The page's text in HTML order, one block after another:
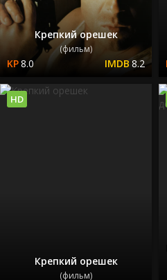
Крепкий орешек
(фильм)
8.0 8.2
Крепкий орешек
(фильм)
HD